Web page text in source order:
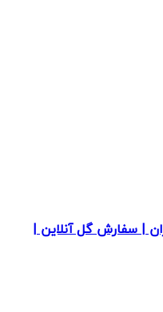
| سفارش گل آنلاین |